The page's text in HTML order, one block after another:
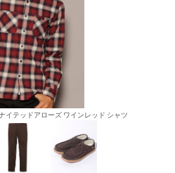
テッドアローズ ワインレッド シャツ